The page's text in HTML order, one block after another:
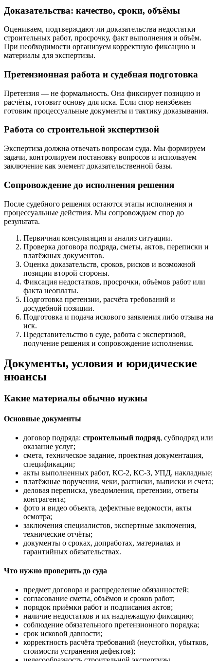
Доказательства: качество, сроки, объёмы
Оцениваем, подтверждают ли доказательства недостатки
строительных работ, просрочку, факт выполнения и объём.
При необходимости организуем корректную фиксацию и
материалы для экспертизы.
Претензионная работа и судебная подготовка
Претензия — не формальность. Она фиксирует позицию и
расчёты, готовит основу для иска. Если спор неизбежен —
готовим процессуальные документы и тактику доказывания.
Работа со строительной экспертизой
Экспертиза должна отвечать вопросам суда. Мы формируем
задачи, контролируем постановку вопросов и используем
заключение как элемент доказательственной базы.
Сопровождение до исполнения решения
После судебного решения остаются этапы исполнения и
процессуальные действия. Мы сопровождаем спор до
результата.
Первичная консультация и анализ ситуации.
Проверка договора подряда, сметы, актов, переписки и
платёжных документов.
Оценка доказательств, сроков, рисков и возможной
позиции второй стороны.
Фиксация недостатков, просрочки, объёмов работ или
факта неоплаты.
Подготовка претензии, расчёта требований и
досудебной позиции.
Подготовка и подача искового заявления либо отзыва на
иск.
Представительство в суде, работа с экспертизой,
получение решения и сопровождение исполнения.
Документы, условия и юридические
нюансы
Какие материалы обычно нужны
Основные документы
договор подряда: строительный подряд, субподряд или
оказание услуг;
смета, техническое задание, проектная документация,
спецификации;
акты выполненных работ, КС-2, КС-3, УПД, накладные;
платёжные поручения, чеки, расписки, выписки и счета;
деловая переписка, уведомления, претензии, ответы
контрагента;
фото и видео объекта, дефектные ведомости, акты
осмотра;
заключения специалистов, экспертные заключения,
технические отчёты;
документы о сроках, допработах, материалах и
гарантийных обязательствах.
Что нужно проверить до суда
предмет договора и распределение обязанностей;
согласование сметы, объёмов и сроков работ;
порядок приёмки работ и подписания актов;
наличие недостатков и их надлежащую фиксацию;
соблюдение обязательного претензионного порядка;
срок исковой давности;
корректность расчёта требований (неустойки, убытков,
стоимости устранения дефектов);